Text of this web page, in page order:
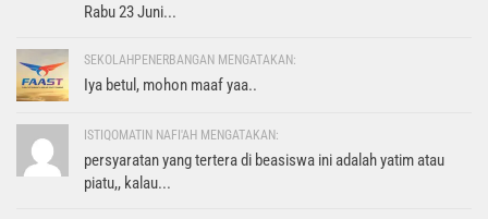
Rabu 23 Juni...
SEKOLAHPENERBANGAN MENGATAKAN:
Iya betul, mohon maaf yaa..
ISTIQOMATIN NAFI'AH MENGATAKAN:
persyaratan yang tertera di beasiswa ini adalah yatim atau
piatu,, kalau...